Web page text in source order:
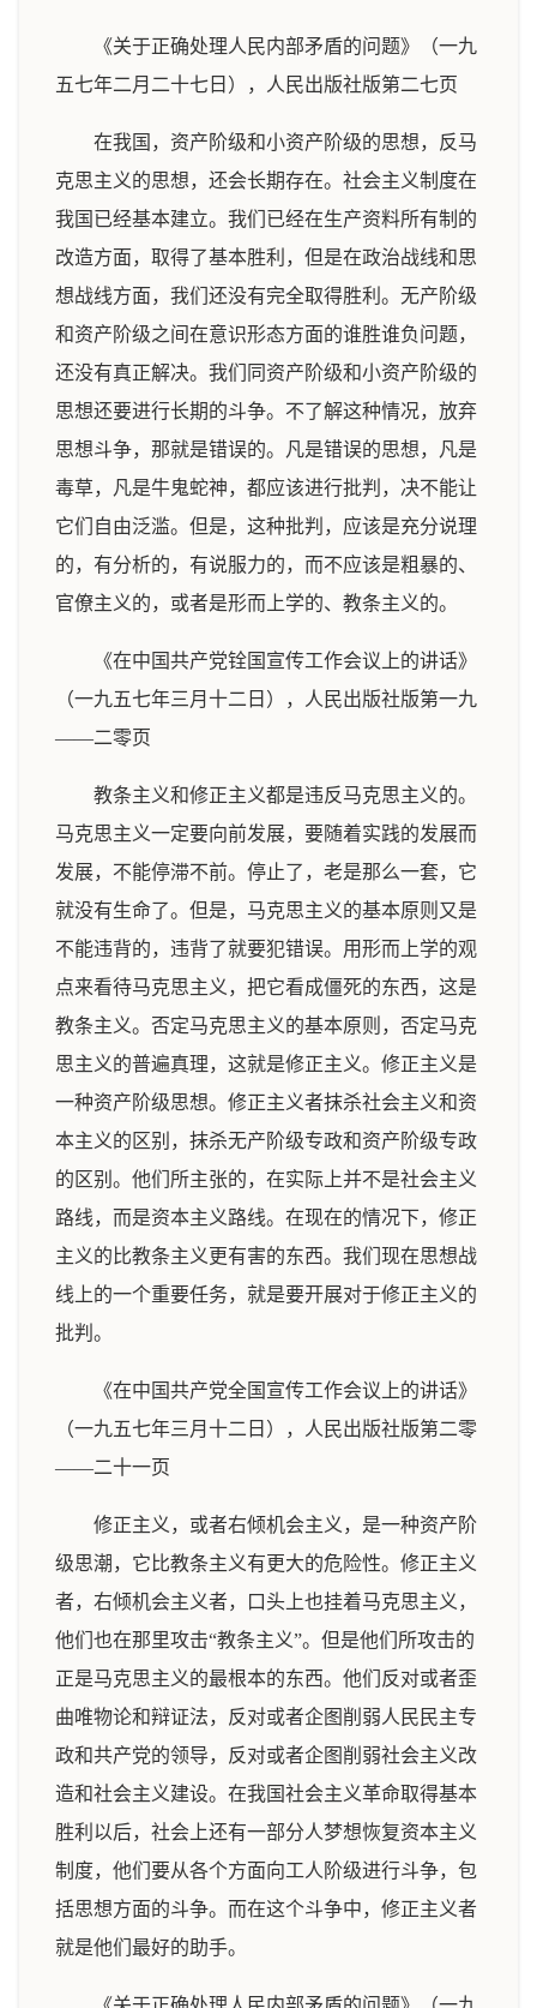
《关于正确处理人民内部矛盾的问题》（一九
五七年二月二十七日），人民出版社版第二七页
在我国，资产阶级和小资产阶级的思想，反马
克思主义的思想，还会长期存在。社会主义制度在
我国已经基本建立。我们已经在生产资料所有制的
改造方面，取得了基本胜利，但是在政治战线和思
想战线方面，我们还没有完全取得胜利。无产阶级
和资产阶级之间在意识形态方面的谁胜谁负问题，
还没有真正解决。我们同资产阶级和小资产阶级的
思想还要进行长期的斗争。不了解这种情况，放弃
思想斗争，那就是错误的。凡是错误的思想，凡是
毒草，凡是牛鬼蛇神，都应该进行批判，决不能让
它们自由泛滥。但是，这种批判，应该是充分说理
的，有分析的，有说服力的，而不应该是粗暴的、
官僚主义的，或者是形而上学的、教条主义的。
《在中国共产党铨国宣传工作会议上的讲话》
（一九五七年三月十二日），人民出版社版第一九
——二零页
教条主义和修正主义都是违反马克思主义的。
马克思主义一定要向前发展，要随着实践的发展而
发展，不能停滞不前。停止了，老是那么一套，它
就没有生命了。但是，马克思主义的基本原则又是
不能违背的，违背了就要犯错误。用形而上学的观
点来看待马克思主义，把它看成僵死的东西，这是
教条主义。否定马克思主义的基本原则，否定马克
思主义的普遍真理，这就是修正主义。修正主义是
一种资产阶级思想。修正主义者抹杀社会主义和资
本主义的区别，抹杀无产阶级专政和资产阶级专政
的区别。他们所主张的，在实际上并不是社会主义
路线，而是资本主义路线。在现在的情况下，修正
主义的比教条主义更有害的东西。我们现在思想战
线上的一个重要任务，就是要开展对于修正主义的
批判。
《在中国共产党全国宣传工作会议上的讲话》
（一九五七年三月十二日），人民出版社版第二零
——二十一页
修正主义，或者右倾机会主义，是一种资产阶
级思潮，它比教条主义有更大的危险性。修正主义
者，右倾机会主义者，口头上也挂着马克思主义，
他们也在那里攻击“教条主义”。但是他们所攻击的
正是马克思主义的最根本的东西。他们反对或者歪
曲唯物论和辩证法，反对或者企图削弱人民民主专
政和共产党的领导，反对或者企图削弱社会主义改
造和社会主义建设。在我国社会主义革命取得基本
胜利以后，社会上还有一部分人梦想恢复资本主义
制度，他们要从各个方面向工人阶级进行斗争，包
括思想方面的斗争。而在这个斗争中，修正主义者
就是他们最好的助手。